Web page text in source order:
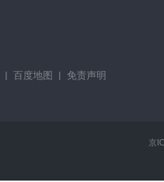
| 百度地图 |
免责声明
京